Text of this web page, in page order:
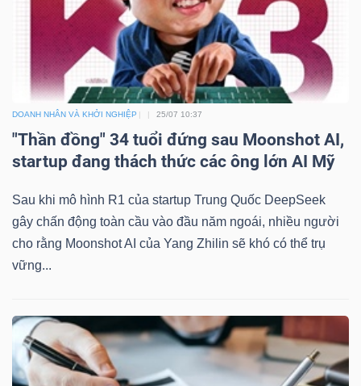
DOANH NHÂN VÀ KHỞI NGHIỆP 25/07 10:37
"Thần đồng" 34 tuổi đứng sau Moonshot AI,
startup đang thách thức các ông lớn AI Mỹ
Sau khi mô hình R1 của startup Trung Quốc DeepSeek
gây chấn động toàn cầu vào đầu năm ngoái, nhiều người
cho rằng Moonshot AI của Yang Zhilin sẽ khó có thể trụ
vững...